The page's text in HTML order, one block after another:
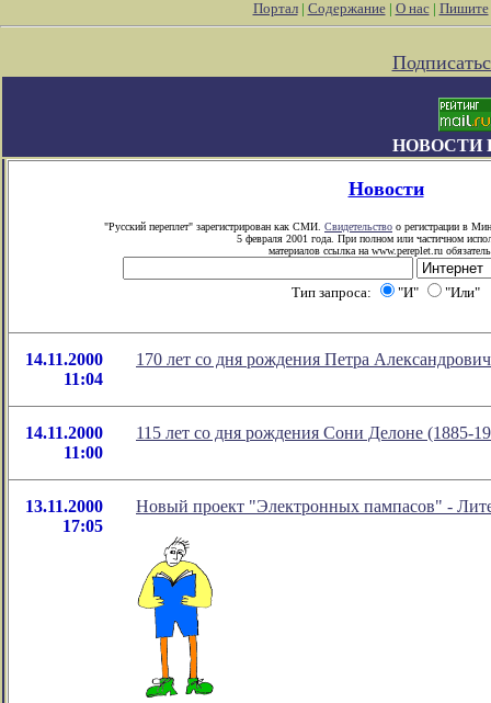
Портал| Содержание| О нас| Пишите
НОВОСТИ
Новости
"Русский переплет" зарегистрирован как СМИ. Свидетельство о регистрации в
5 февраля 2001 года. При полном или частичном
материалов ссылка на www.pereplet.ru
Тип запроса: "И" "Или"
14.11.2000
11:04
170 лет со дня рождения Петра
14.11.2000
11:00
115 лет со дня рождения Сони Делоне (1885-
13.11.2000
17:05
Новый проект "Электронных пампасов" -